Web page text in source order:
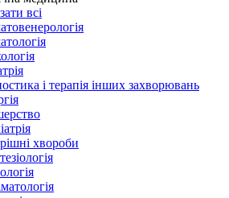
всі
і терапія інших захворювань
хвороби